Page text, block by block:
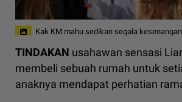
Kak KM mahu sedikan segala
TINDAKAN usahawan sensasi
membeli sebuah rumah untuk
anaknya mendapat perhatian